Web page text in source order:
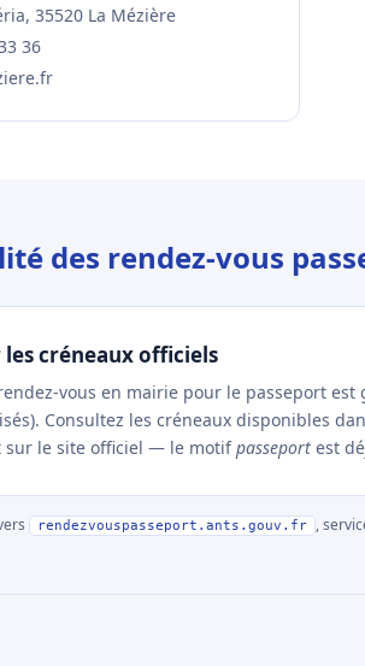
35520 La Mézière
36
des rendez-vous
les créneaux officiels
vous en mairie pour le passeport est
Consultez les créneaux disponibles
sur le site officiel — le motifpasseport est
rendezvouspasseport.ants.gouv.fr ,